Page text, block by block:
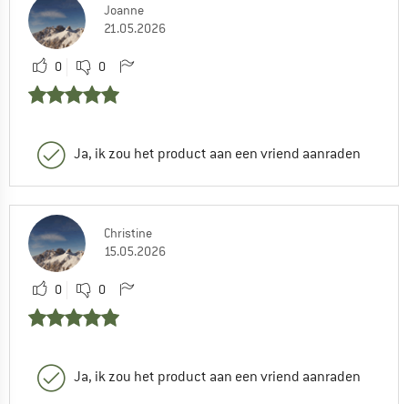
Joanne
21.05.2026
0 0
Ja, ik zou het product aan een vriend aanraden
Christine
15.05.2026
0 0
Ja, ik zou het product aan een vriend aanraden